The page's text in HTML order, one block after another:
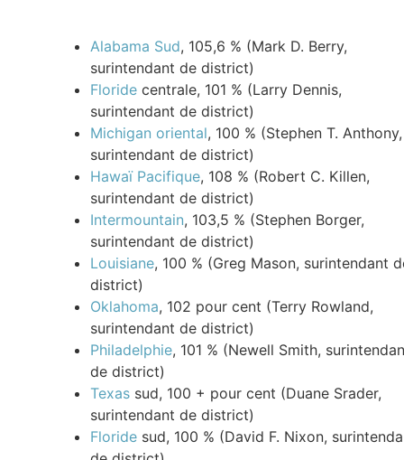
Alabama Sud, 105,6 % (Mark D. Berry,
surintendant de district)
Floride centrale, 101 % (Larry Dennis,
surintendant de district)
Michigan oriental, 100 % (Stephen T. Anthony,
surintendant de district)
Hawaï Pacifique, 108 % (Robert C. Killen,
surintendant de district)
Intermountain, 103,5 % (Stephen Borger,
surintendant de district)
Louisiane, 100 % (Greg Mason, surintendant
district)
Oklahoma, 102 pour cent (Terry Rowland,
surintendant de district)
Philadelphie, 101 % (Newell Smith,
de district)
Texas sud, 100 + pour cent (Duane Srader,
surintendant de district)
Floride sud, 100 % (David F. Nixon,